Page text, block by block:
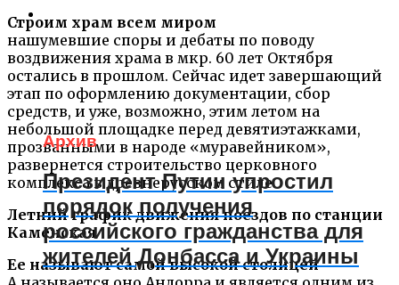
Строим храм всем миром
нашумевшие споры и дебаты по поводу
воздвижения храма в мкр. 60 лет Октября
остались в прошлом. Сейчас идет завершающий
этап по оформлению документации, сбор
средств, и уже, возможно, этим летом на
небольшой площадке перед девятиэтажками,
прозванными в народе «муравейником»,
развернется строительство церковного
комплекса в древнерусском стиле.
Летний график движения поездов по станции
Каменская
Ее называют самой высокой столицей
Архив
Президент Путин упростил
порядок получения
российского гражданства для
жителей Донбасса и Украины